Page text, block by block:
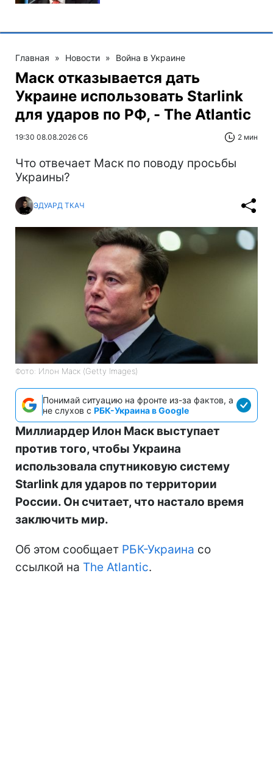
Главная » Новости » Война в Украине
Маск отказывается дать
Украине использовать Starlink
для ударов по РФ, - The Atlantic
19:30 08.08.2026 Сб 2 мин
Что отвечает Маск по поводу просьбы
Украины?
ЭДУАРД ТКАЧ
Фото: Илон Маск (Getty Images)
Понимай ситуацию на фронте из-за фактов, а
не слухов с РБК-Украина в Google
Миллиардер Илон Маск выступает
против того, чтобы Украина
использовала спутниковую систему
Starlink для ударов по территории
России. Он считает, что настало время
заключить мир.
Об этом сообщает РБК-Украина со
ссылкой на The Atlantic.